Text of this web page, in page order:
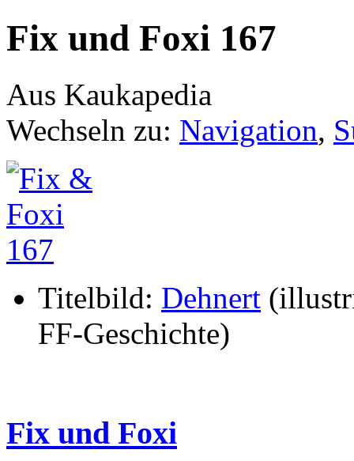
Fix und Foxi 167
Aus Kaukapedia
Wechseln zu: Navigation,
Titelbild: Dehnert
FF-Geschichte)
Fix und Foxi